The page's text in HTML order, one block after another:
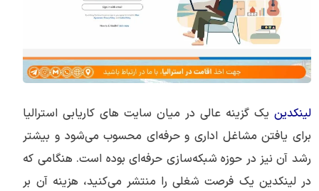
لینکدین یک گزینه عالی در میان سایت های کاریابی استرالیا
برای یافتن مشاغل اداری و حرفه‌ای محسوب می‌شود و بیشتر
رشد آن نیز در حوزه شبکه‌سازی حرفه‌ای بوده است. هنگامی که
در لینکدین یک فرصت شغلی را منتشر می‌کنید، هزینه آن بر